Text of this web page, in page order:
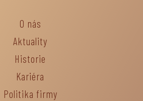
O nás
Aktuality
Historie
Kariéra
Politika firmy